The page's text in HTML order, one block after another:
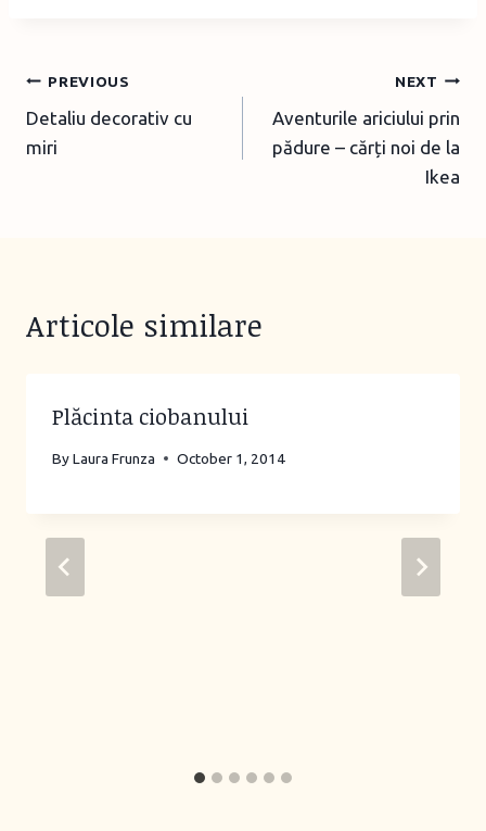
Post
navigation
PREVIOUS
Detaliu decorativ cu
miri
NEXT
Aventurile ariciului prin
pădure – cărți noi de la
Ikea
Articole similare
Plăcinta ciobanului
ByLaura Frunza October 1, 2014